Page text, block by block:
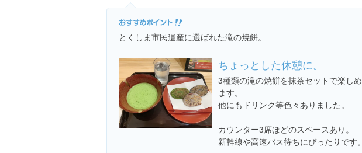
Places
とくしま市民遺産に選ばれた滝の焼餅。
ちょっとした休憩に。
3種類の滝の焼餅を抹茶セットで楽しめ
ます。
他にもドリンク等色々ありました。
カウンター3席ほどのスペースあり。
新幹線や高速バス待ちにぴったりです。